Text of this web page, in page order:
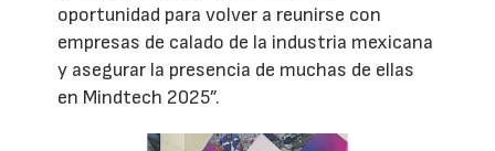
oportunidad para volver a reunirse con
empresas de calado de la industria mexicana
y asegurar la presencia de muchas de ellas
en Mindtech 2025”.